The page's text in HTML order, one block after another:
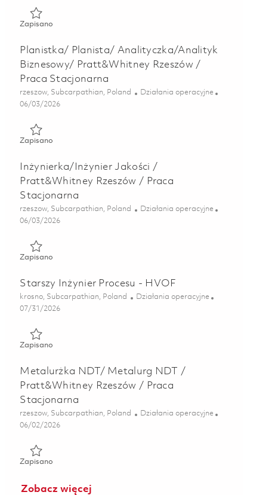
Zapisano
Planistka/ Planista/ Analityczka/Analityk
Biznesowy/ Pratt&Whitney Rzeszów /
Praca Stacjonarna
Lokalizacja
rzeszow, Subcarpathian, Poland Kategoria
Działania operacyjne
Posted Date
06/03/2026
Zapisano
Inżynierka/Inżynier Jakości /
Pratt&Whitney Rzeszów / Praca
Stacjonarna
Lokalizacja
rzeszow, Subcarpathian, Poland Kategoria
Działania operacyjne
Posted Date
06/03/2026
Zapisano
Starszy Inżynier Procesu - HVOF
Lokalizacja
krosno, Subcarpathian, Poland Kategoria
Działania operacyjne
Posted Date
07/31/2026
Zapisano
Metalurżka NDT/ Metalurg NDT /
Pratt&Whitney Rzeszów / Praca
Stacjonarna
Lokalizacja
rzeszow, Subcarpathian, Poland Kategoria
Działania operacyjne
Posted Date
06/02/2026
Zapisano
Zobacz więcej